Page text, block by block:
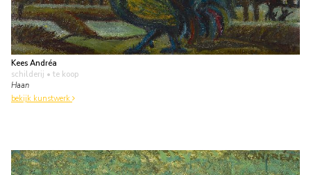
Kees Andréa
schilderij • te koop
Haan
bekijk kunstwerk